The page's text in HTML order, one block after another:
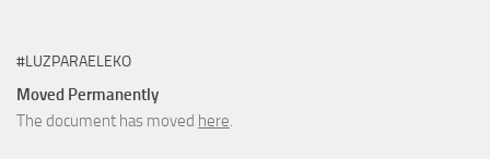
#LUZPARAELEKO
Moved Permanently
The document has moved here.